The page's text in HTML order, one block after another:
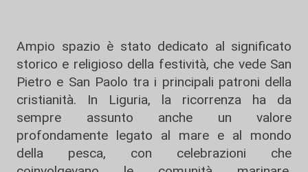
Ampio spazio è stato dedicato al significato
storico e religioso della festività, che vede San
Pietro e San Paolo tra i principali patroni della
cristianità. In Liguria, la ricorrenza ha da
sempre assunto anche un valore
profondamente legato al mare e al mondo
della pesca, con celebrazioni che